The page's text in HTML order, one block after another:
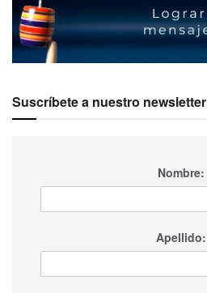
Suscríbete a nuestro newsletter
Nombre:
Apellido: